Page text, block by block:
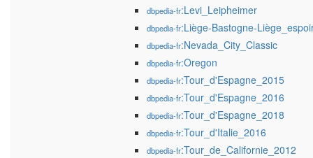
dbpedia-fr:Levi_Leipheimer
dbpedia-fr:Liège-Bastogne-
dbpedia-fr:Nevada_City_Classic
dbpedia-fr:Oregon
dbpedia-fr:Tour_d'Espagne_2015
dbpedia-fr:Tour_d'Espagne_2016
dbpedia-fr:Tour_d'Espagne_2018
dbpedia-fr:Tour_d'Italie_2016
dbpedia-fr:Tour_de_Californie_2012